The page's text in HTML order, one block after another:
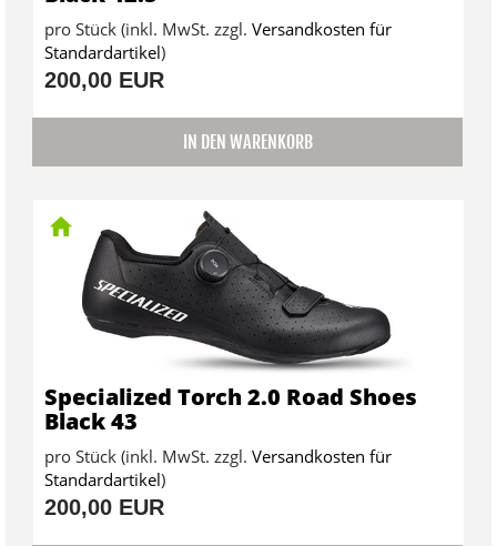
pro Stück (inkl. MwSt. zzgl. Versandkosten für
Standardartikel)
200,00 EUR
IN DEN WARENKORB
Specialized Torch 2.0 Road Shoes
Black 43
pro Stück (inkl. MwSt. zzgl. Versandkosten für
Standardartikel)
200,00 EUR